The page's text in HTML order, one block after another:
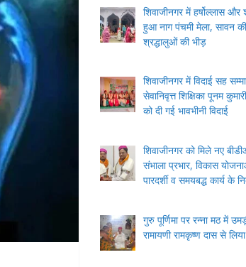
शिवाजीनगर में हर्षोल्लास और
हुआ नाग पंचमी मेला, सावन
श्रद्धालुओं की भीड़
शिवाजीनगर में विदाई सह
सेवानिवृत्त शिक्षिका पूनम
को दी गई भावभीनी विदाई
शिवाजीनगर को मिले नए
संभाला प्रभार, विकास
पारदर्शी व समयबद्ध कार्य के
गुरु पूर्णिमा पर रन्ना मठ में
रामायणी रामकृष्ण दास से